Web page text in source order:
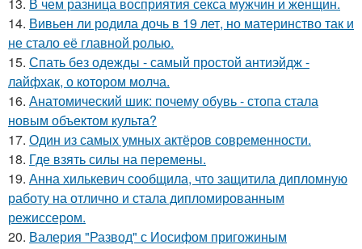
13. В чем разница восприятия секса мужчин и женщин.
14. Вивьен ли родила дочь в 19 лет, но материнство так и
не стало её главной ролью.
15. Спать без одежды - самый простой антиэйдж -
лайфхак, о котором молча.
16. Анатомический шик: почему обувь - стопа стала
новым объектом культа?
17. Один из самых умных актёров современности.
18. Где взять силы на перемены.
19. Анна хилькевич сообщила, что защитила дипломную
работу на отлично и стала дипломированным
режиссером.
20. Валерия "Развод" с Иосифом пригожиным